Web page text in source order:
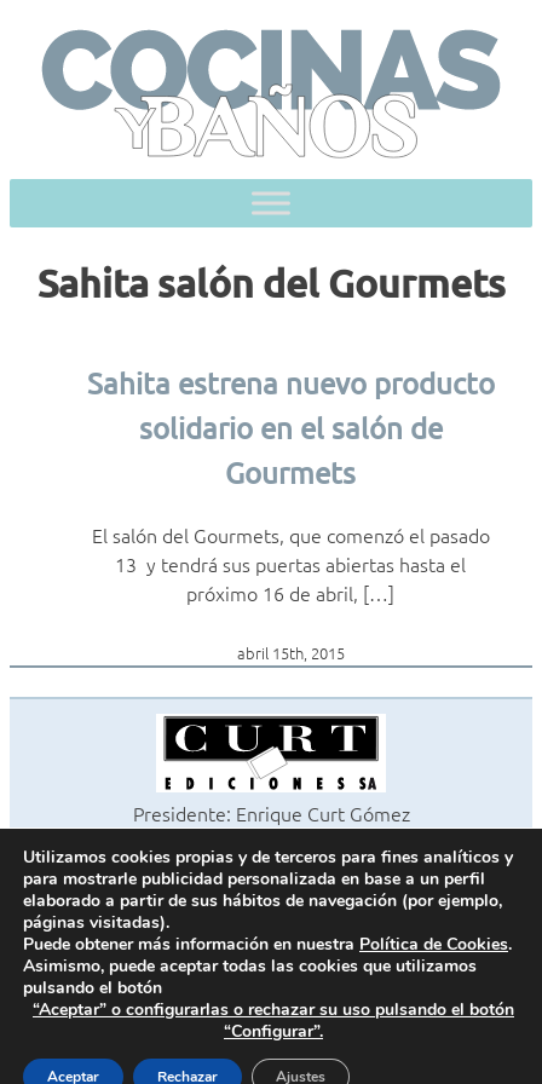
content
Sahita salón del Gourmets
Sahita estrena nuevo producto
solidario en el salón de
Gourmets
El salón del Gourmets, que comenzó el pasado
13 y tendrá sus puertas abiertas hasta el
próximo 16 de abril, […]
abril 15th, 2015
Presidente: Enrique Curt Gómez
©2026 Revista Cocinas y Baños
Todos los derechos reservados
Paseo de Gracia, 63. 1º 2ª. 08008 Barcelona -
Fax 933 183 505
Política de cookies
Política de privacidad
Utilizamos cookies propias y de terceros para fines analíticos y
para mostrarle publicidad personalizada en base a un perfil
elaborado a partir de sus hábitos de navegación (por ejemplo,
páginas visitadas).
Puede obtener más información en nuestra Política de Cookies.
Asimismo, puede aceptar todas las cookies que utilizamos
pulsando el botón
“Aceptar” o configurarlas o rechazar su uso pulsando el botón
“Configurar”.
Aceptar Rechazar Ajustes